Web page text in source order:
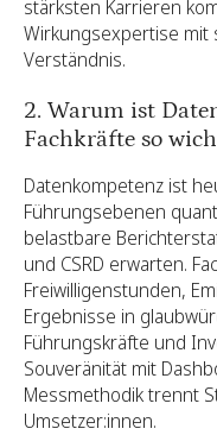
stärksten Karrieren
Wirkungsexpertise mit
Verständnis.
2. Warum ist
Fachkräfte so
Datenkompetenz ist
Führungsebenen
belastbare
und CSRD erwarten.
Freiwilligenstunden,
Ergebnisse in
Führungskräfte und
Souveränität mit
Messmethodik trennt
Umsetzer:innen.